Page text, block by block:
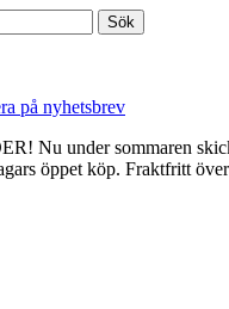
Sök
på nyhetsbrev
Nu under sommaren
öppet köp. Fraktfritt